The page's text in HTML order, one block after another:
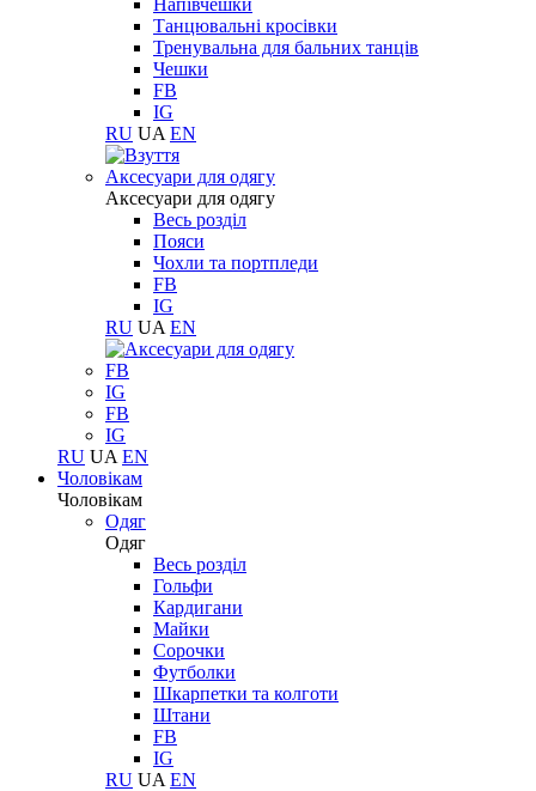
Напівчешки
Танцювальні кросівки
Тренувальна для бальних танців
Чешки
FB
IG
RU UA EN
Aксесуари для одягу
Aксесуари для одягу
Весь розділ
Пояси
Чохли та портпледи
FB
IG
RU UA EN
FB
IG
FB
IG
RU UA EN
Чоловікам
Чоловікам
Одяг
Одяг
Весь розділ
Гольфи
Кардигани
Майки
Сорочки
Футболки
Шкарпетки та колготи
Штани
FB
IG
RU UA EN